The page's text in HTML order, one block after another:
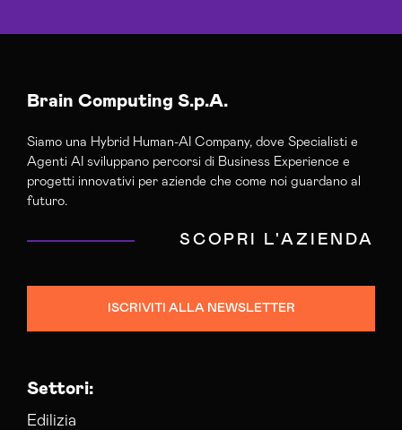
Brain Computing S.p.A.
Siamo una Hybrid Human-AI Company, dove Specialisti e
Agenti AI sviluppano percorsi di Business Experience e
progetti innovativi per aziende che come noi guardano al
futuro.
SCOPRI L'AZIENDA
ISCRIVITI ALLA NEWSLETTER
Settori:
Edilizia